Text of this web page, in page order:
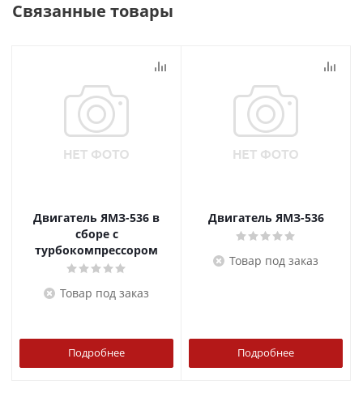
Связанные товары
Двигатель ЯМЗ-536 в
сборе с
турбокомпрессором
Товар под заказ
Подробнее
Двигатель ЯМЗ-536
Товар под заказ
Подробнее